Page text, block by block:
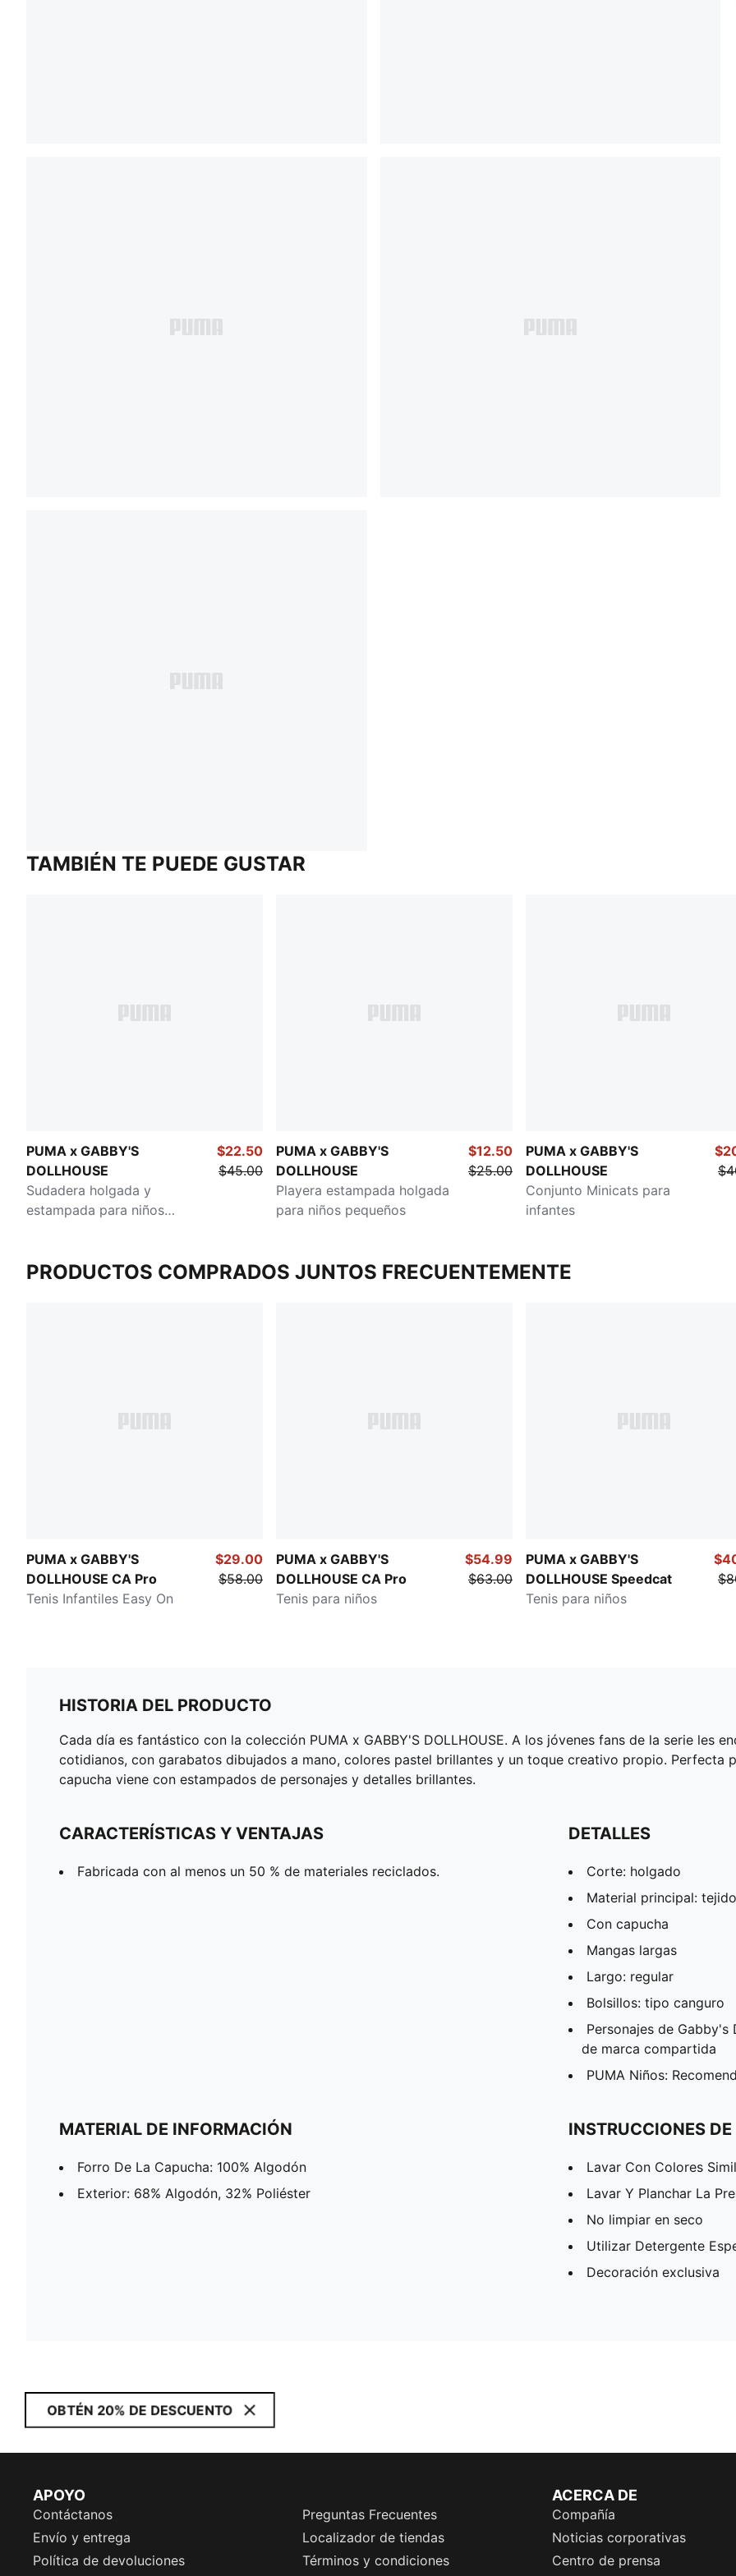
TAMBIÉN TE PUEDE GUSTAR
PUMA x GABBY'S
DOLLHOUSE
Sudadera holgada y
estampada para niños
$22.50
$45.00
PUMA x GABBY'S
DOLLHOUSE
Playera estampada holgada
para niños pequeños
$12.50
$25.00
PUMA x GABBY'S
DOLLHOUSE
Conjunto Minicats para
infantes
PRODUCTOS COMPRADOS JUNTOS FRECUENTEMENTE
PUMA x GABBY'S
DOLLHOUSE CA Pro
Tenis Infantiles Easy On
$29.00
$58.00
PUMA x GABBY'S
DOLLHOUSE CA Pro
Tenis para niños
$54.99
$63.00
PUMA x GABBY'S
DOLLHOUSE Speedcat
Tenis para niños
HISTORIA DEL PRODUCTO
Cada día es fantástico con la colección PUMA x GABBY'S DOLLHOUSE. A los jóvenes fans de la serie les
cotidianos, con garabatos dibujados a mano, colores pastel brillantes y un toque creativo propio. Perfecta
capucha viene con estampados de personajes y detalles brillantes.
CARACTERÍSTICAS Y VENTAJAS
Fabricada con al menos un 50 % de materiales reciclados.
DETALLES
Corte: holgado
Material principal:
Con capucha
Mangas largas
Largo: regular
Bolsillos: tipo canguro
Personajes de
de marca compartida
PUMA Niños:
MATERIAL DE INFORMACIÓN
Forro De La Capucha: 100% Algodón
Exterior: 68% Algodón, 32% Poliéster
INSTRUCCIONES
Lavar Con Colores
Lavar Y Planchar La
No limpiar en seco
Utilizar Detergente
Decoración exclusiva
OBTÉN 20% DE DESCUENTO
APOYO
Contáctanos
Preguntas Frecuentes
Envío y entrega
Localizador de tiendas
Política de devoluciones
Términos y condiciones
ACERCA DE
Compañía
Noticias corporativas
Centro de prensa